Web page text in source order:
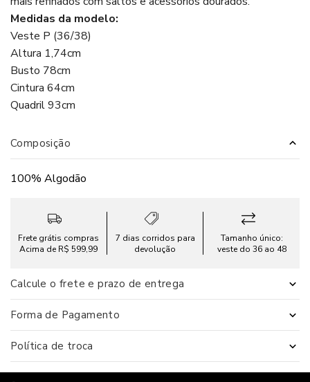
Medidas da modelo:
Veste P (36/38)
Altura 1,74cm
Busto 78cm
Cintura 64cm
Quadril 93cm
Composição
100% Algodão
Frete grátis compras
Acima de R$ 599,99
7 dias corridos para
devolução
Tamanho único:
veste do 36 ao 48
Calcule o frete e prazo de entrega
Forma de Pagamento
Política de troca